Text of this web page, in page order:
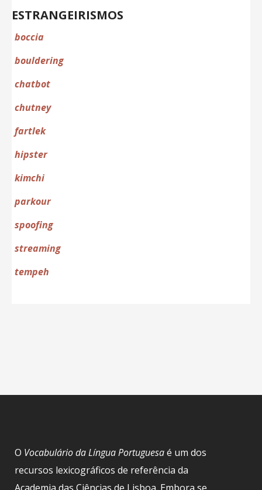
ESTRANGEIRISMOS
boccia
bouldering
chatbot
chutney
fartlek
hipster
kimchi
parkour
spoofing
streaming
tempeh
O Vocabulário da Língua Portuguesaé um dos
recursos lexicográficos de referência da